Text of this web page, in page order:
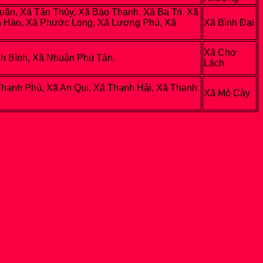
Xã Tân Thủy, Xã Bảo Thạnh, Xã Ba Tri, Xã
Hào, Xã Phước Long, Xã Lương Phú, Xã
Xã Bình Đại
Bình, Xã Nhuận Phú Tân.
Xã Chơ
Lách
Phú, Xã An Qui, Xã Thạnh Hải, Xã Thạnh
Xã Mỏ Cày